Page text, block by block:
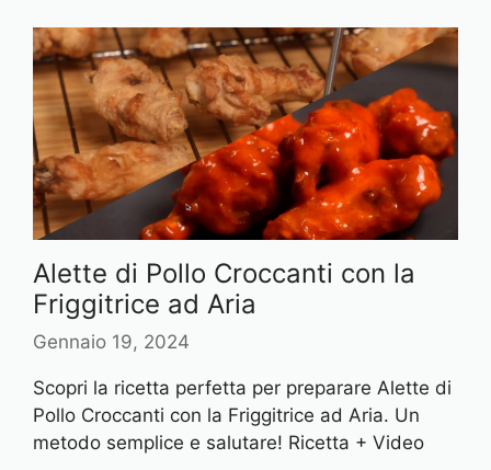
Alette di Pollo Croccanti con la
Friggitrice ad Aria
Gennaio 19, 2024
Scopri la ricetta perfetta per preparare Alette di
Pollo Croccanti con la Friggitrice ad Aria. Un
metodo semplice e salutare! Ricetta + Video